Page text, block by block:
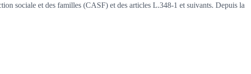
sociale et des familles (CASF) et des articles L.348-1 et suivants. Depuis la